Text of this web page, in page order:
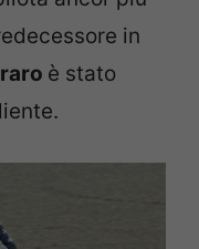
in
è stato